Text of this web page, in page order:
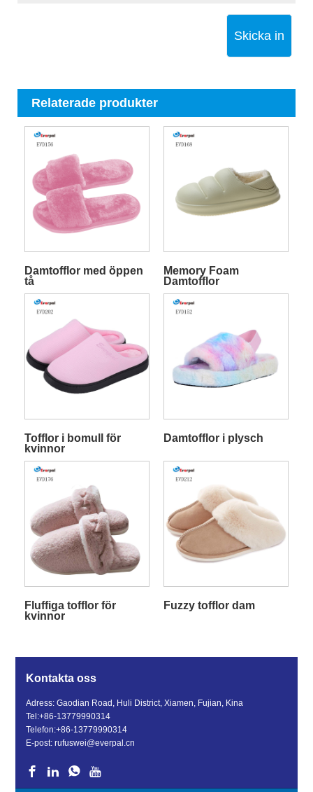
Skicka in
Relaterade produkter
Damtofflor med öppen
tå
Memory Foam
Damtofflor
Tofflor i bomull för
kvinnor
Damtofflor i plysch
Fluffiga tofflor för
kvinnor
Fuzzy tofflor dam
Kontakta oss
Adress: Gaodian Road, Huli District, Xiamen, Fujian, Kina
Tel:+86-13779990314
Telefon:+86-13779990314
E-post:rufuswei@everpal.cn